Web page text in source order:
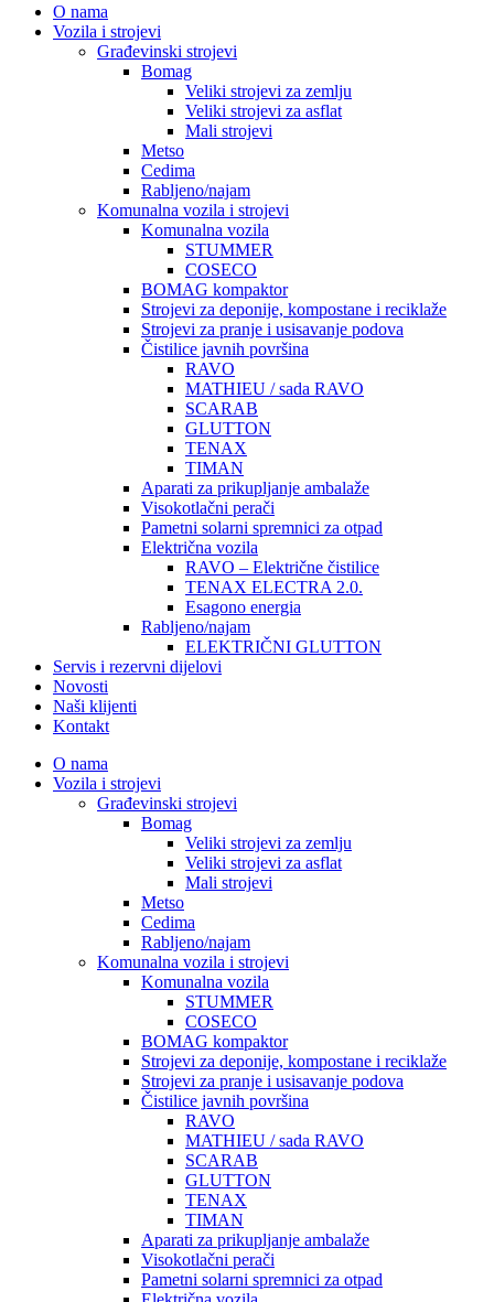
O nama
Vozila i strojevi
Građevinski strojevi
Bomag
Veliki strojevi za zemlju
Veliki strojevi za asflat
Mali strojevi
Metso
Cedima
Rabljeno/najam
Komunalna vozila i strojevi
Komunalna vozila
STUMMER
COSECO
BOMAG kompaktor
Strojevi za deponije, kompostane i reciklaže
Strojevi za pranje i usisavanje podova
Čistilice javnih površina
RAVO
MATHIEU / sada RAVO
SCARAB
GLUTTON
TENAX
TIMAN
Aparati za prikupljanje ambalaže
Visokotlačni perači
Pametni solarni spremnici za otpad
Električna vozila
RAVO – Električne čistilice
TENAX ELECTRA 2.0.
Esagono energia
Rabljeno/najam
ELEKTRIČNI GLUTTON
Servis i rezervni dijelovi
Novosti
Naši klijenti
Kontakt
O nama
Vozila i strojevi
Građevinski strojevi
Bomag
Veliki strojevi za zemlju
Veliki strojevi za asflat
Mali strojevi
Metso
Cedima
Rabljeno/najam
Komunalna vozila i strojevi
Komunalna vozila
STUMMER
COSECO
BOMAG kompaktor
Strojevi za deponije, kompostane i reciklaže
Strojevi za pranje i usisavanje podova
Čistilice javnih površina
RAVO
MATHIEU / sada RAVO
SCARAB
GLUTTON
TENAX
TIMAN
Aparati za prikupljanje ambalaže
Visokotlačni perači
Pametni solarni spremnici za otpad